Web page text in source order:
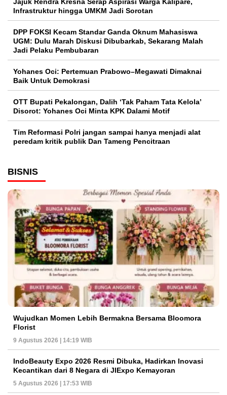
Infrastruktur hingga UMKM Jadi Sorotan
DPP FOKSI Kecam Standar Ganda Oknum Mahasiswa
UGM: Dulu Marah Diskusi Dibubarkab, Sekarang Malah
Jadi Pelaku Pembubaran
Yohanes Oci: Pertemuan Prabowo–Megawati Dimaknai
Baik Untuk Demokrasi
OTT Bupati Pekalongan, Dalih ‘Tak Paham Tata Kelola’
Disorot: Yohanes Oci Minta KPK Dalami Motif
Tim Reformasi Polri jangan sampai hanya menjadi alat
peredam kritik publik Dan Tameng Pencitraan
BISNIS
Wujudkan Momen Lebih Bermakna Bersama Bloomora
Florist
9 Agustus 2026 | 14:19 WIB
IndoBeauty Expo 2026 Resmi Dibuka, Hadirkan Inovasi
Kecantikan dari 8 Negara di JIExpo Kemayoran
5 Agustus 2026 | 17:53 WIB